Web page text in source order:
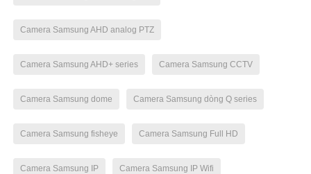
Camera Samsung AHD analog PTZ
Camera Samsung AHD+ series Camera Samsung CCTV
Camera Samsung dome Camera Samsung dòng Q series
Camera Samsung fisheye Camera Samsung Full HD
Camera Samsung IP Camera Samsung IP Wifi